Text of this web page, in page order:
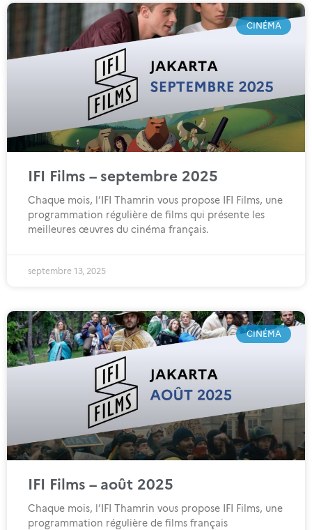
CINÉMA
IFI Films – septembre 2025
Chaque mois, l’IFI Thamrin vous propose IFI Films, une
programmation régulière de films qui présente les
meilleures œuvres du cinéma français.
septembre 13, 2025
CINÉMA
IFI Films – août 2025
Chaque mois, l’IFI Thamrin vous propose IFI Films, une
programmation régulière de films français